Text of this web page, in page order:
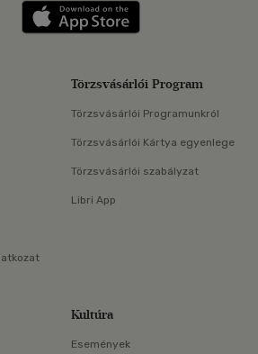
Libri applikáció Szerezd meg: Google
Törzsvásárlói Program
Törzsvásárlói Programunkról
Törzsvásárlói Kártya egyenlege
Törzsvásárlói szabályzat
Libri App
Kultúra
Események